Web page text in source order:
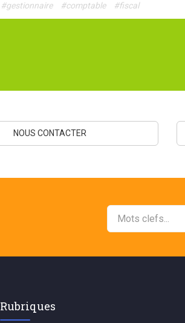
#gestionnaire #comptable #fiscal
NOUS CONTACTER
Rubriques